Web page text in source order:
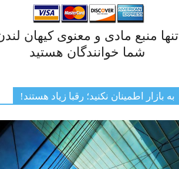
تنها منبع مادی و معنوی کیهان
شما خوانندگان هستید
به بازار اطمینان نکنید؛ رقبا زیاد هستند!